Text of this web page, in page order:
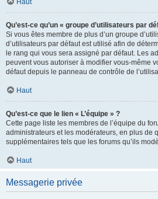
Haut
Qu’est-ce qu’un « groupe d’utilisateurs par
Si vous êtes membre de plus d’un groupe
d’utilisateurs par défaut est utilisé afin de
le rang qui vous sera assigné par défaut. Les
peuvent vous autoriser à modifier vous-même
défaut depuis le panneau de contrôle de
Haut
Qu’est-ce que le lien « L’équipe » ?
Cette page liste les membres de l’équipe du
administrateurs et les modérateurs, en plus de
supplémentaires tels que les forums qu’ils
Haut
Messagerie privée